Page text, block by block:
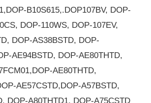
B10S615,.DOP107BV, DOP-
DOP-110WS, DOP-107EV,
DOP-AS38BSTD, DOP-
AE94BSTD, DOP-AE80THTD,
AE80THTD,
AE57CSTD,DOP-A57BSTD,
DOP-A80THTD1, DOP-A75CSTD